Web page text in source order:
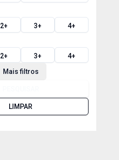
2+ 3+ 4+
2+ 3+ 4+
Mais filtros
LIMPAR